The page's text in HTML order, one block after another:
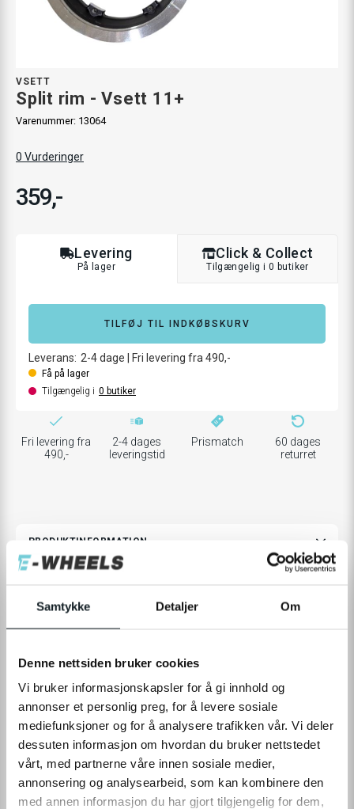
Samtykke Detaljer Om
Denne nettsiden bruker cookies
Vi bruker informasjonskapsler for å gi innhold og
annonser et personlig preg, for å levere sosiale
mediefunksjoner og for å analysere trafikken vår. Vi deler
dessuten informasjon om hvordan du bruker nettstedet
vårt, med partnerne våre innen sosiale medier,
annonsering og analysearbeid, som kan kombinere den
med annen informasjon du har gjort tilgjengelig for dem,
VSETT
Split rim - Vsett 11+
Varenummer: 13064
0 Vurderinger
359,-
Levering
På lager
TILFØJ TIL INDKØBSKURV
Leverans: 2-4dage Fri levering fra 490,-
Få på lager
Tilgængelig i 0 butiker
Click & Collect
Tilgængelig i 0 butiker
Fri levering fra
490,-
2-4 dages
leveringstid
Prismatch
60 dages
returret
PRODUKTINFORMATION
LÆS MERE